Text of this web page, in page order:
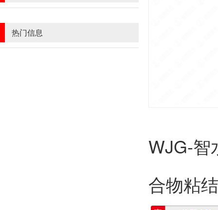
热门信息
WJG-智
合物粘